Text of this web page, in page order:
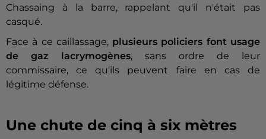
Chassaing à la barre, rappelant qu'il n'était pas
casqué.
Face à ce caillassage, plusieurs policiers font usage
de gaz lacrymogènes, sans ordre de leur
commissaire, ce qu'ils peuvent faire en cas de
légitime défense.
Une chute de cinq à six mètres